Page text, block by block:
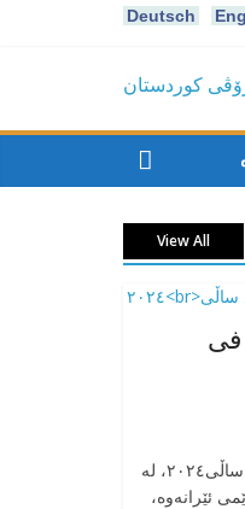
Deutsch
View All
‎ڕاپۆرتی پێشێلکاری مافی مرۆڤی ساڵی٢٠٢٤، له
ئێرانەوە،